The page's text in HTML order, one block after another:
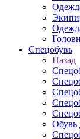
Спецобувь
Назад
Обувь